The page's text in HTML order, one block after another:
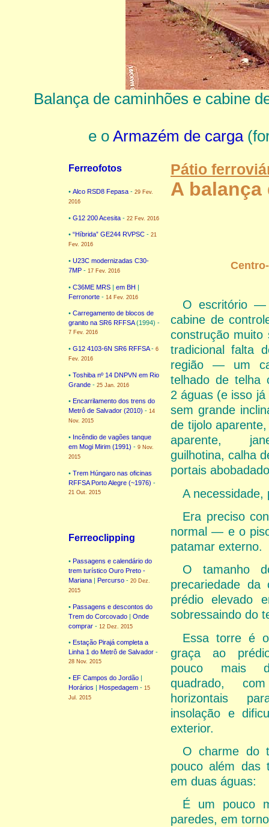
Balança de caminhões e cabine
e o Armazém de carga
Ferreofotos
• Alco RSD8 Fepasa - 29 Fev.
2016
• G12 200 Acesita - 22 Fev. 2016
• “Híbrida” GE244 RVPSC - 21
Fev. 2016
• U23C modernizadas C30-
7MP - 17 Fev. 2016
• C36ME MRS | em BH |
Ferronorte - 14 Fev. 2016
• Carregamento de blocos de
granito na SR6 RFFSA(1994) -
7 Fev. 2016
• G12 4103-6N SR6 RFFSA- 6
Fev. 2016
• Toshiba nº 14 DNPVN em Rio
Grande - 25 Jan. 2016
• Encarrilamento dos trens do
Metrô de Salvador (2010) - 14
Nov. 2015
• Incêndio de vagões tanque
em Mogi Mirim (1991) - 9 Nov.
2015
• Trem Húngaro nas oficinas
RFFSA Porto Alegre (~1976) -
21 Out. 2015
Ferreoclipping
• Passagens e calendário do
trem turístico Ouro Preto -
Mariana | Percurso - 20 Dez.
2015
• Passagens e descontos do
Trem do Corcovado | Onde
comprar - 12 Dez. 2015
• Estação Pirajá completa a
Linha 1 do Metrô de Salvador -
28 Nov. 2015
• EF Campos do Jordão |
Horários | Hospedagem - 15
Jul. 2015
Pátio
A balança
O escritório —
cabine de
construção muito
tradicional falta
região — um
telhado de telha
2 águas (e isso
sem grande
de tijolo
aparente,
guilhotina, calha
portais
A
Era preciso
normal — e o
patamar externo.
O tamanho
precariedade
prédio elevado
sobressaindo do
Essa torre é
graça ao
pouco mais
quadrado,
horizontais
insolação e
exterior.
O charme do
pouco além das
em duas águas:
É um pouco
paredes, em